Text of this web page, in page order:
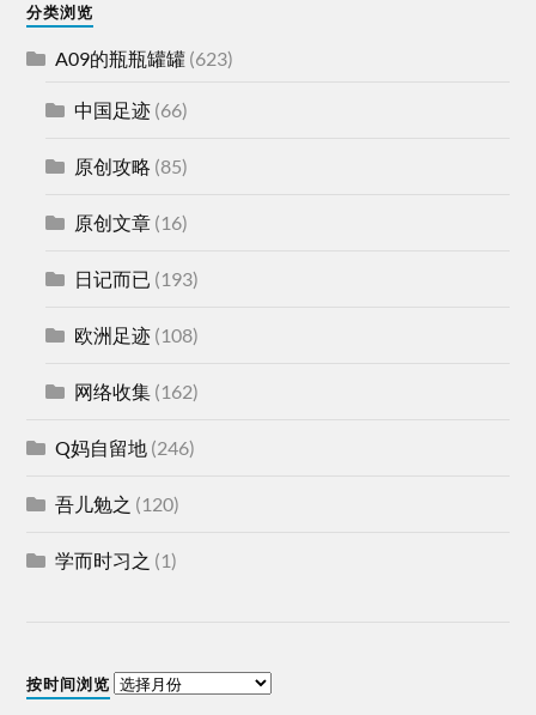
分类浏览
A09的瓶瓶罐罐 (623)
中国足迹 (66)
原创攻略 (85)
原创文章 (16)
日记而已 (193)
欧洲足迹 (108)
网络收集 (162)
Q妈自留地 (246)
吾儿勉之 (120)
学而时习之 (1)
按时间浏览